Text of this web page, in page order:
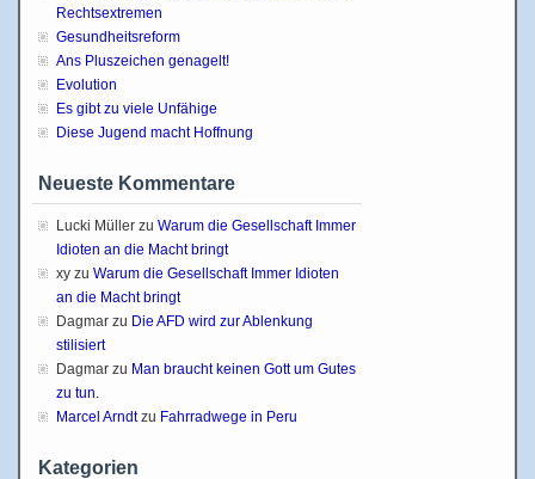
Rechtsextremen
Gesundheitsreform
Ans Pluszeichen genagelt!
Evolution
Es gibt zu viele Unfähige
Diese Jugend macht Hoffnung
Neueste Kommentare
Lucki Müller zu Warum die Gesellschaft Immer
Idioten an die Macht bringt
xy zu Warum die Gesellschaft Immer Idioten
an die Macht bringt
Dagmar zu Die AFD wird zur Ablenkung
stilisiert
Dagmar zu Man braucht keinen Gott um Gutes
zu tun.
Marcel Arndtzu Fahrradwege in Peru
Kategorien